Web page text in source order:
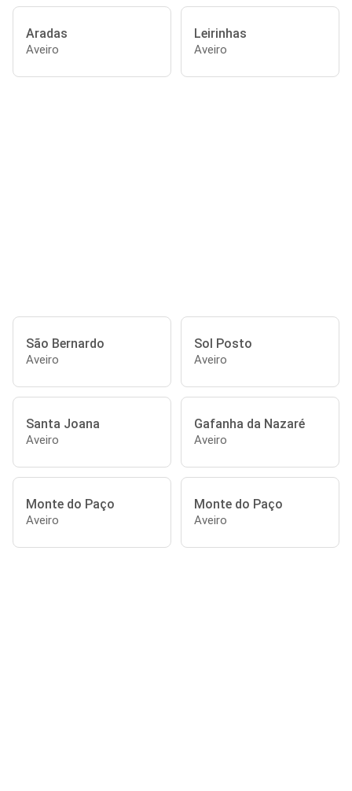
Aradas
Aveiro
Leirinhas
Aveiro
São Bernardo
Aveiro
Sol Posto
Aveiro
Santa Joana
Aveiro
Gafanha da Nazaré
Aveiro
Monte do Paço
Aveiro
Monte do Paço
Aveiro